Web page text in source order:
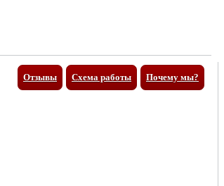
Отзывы Почему мы?
Схема работы